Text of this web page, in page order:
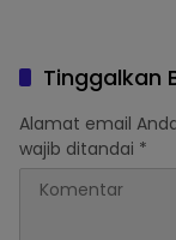
Tinggalkan
Alamat email
wajib ditandai *